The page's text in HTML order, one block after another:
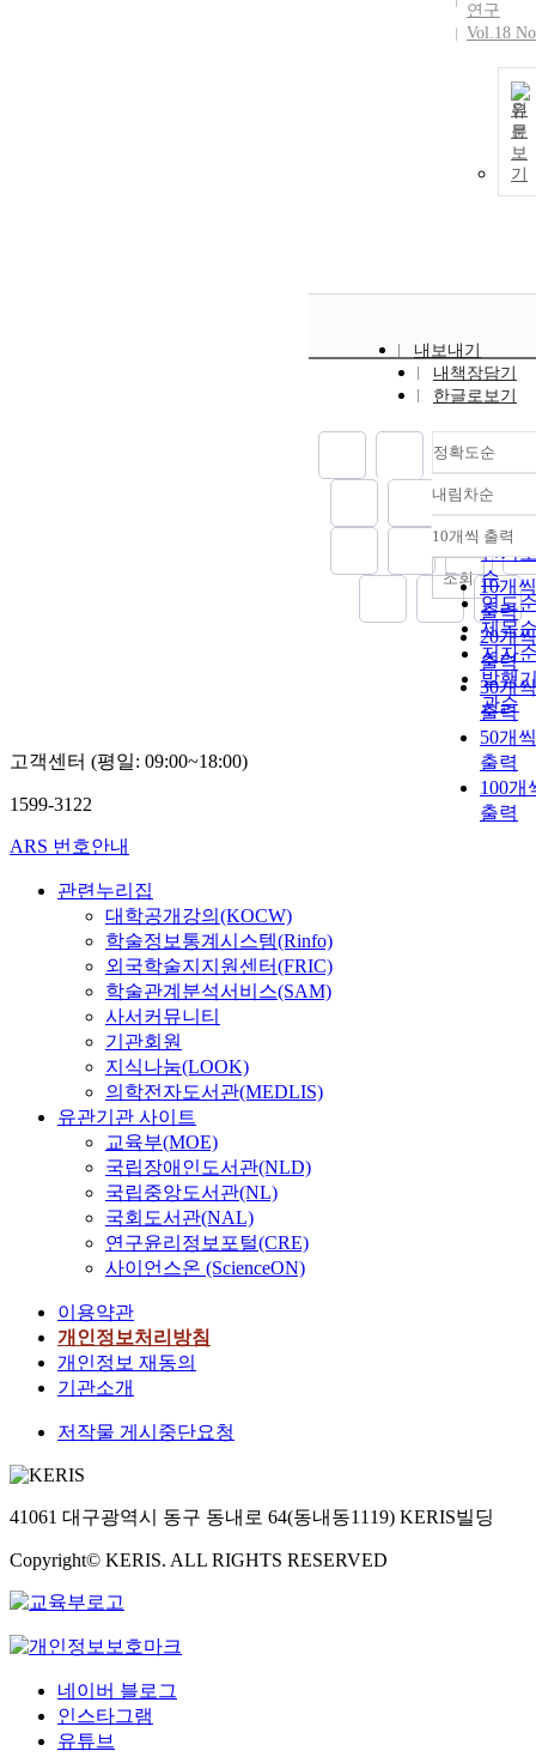
연구
Vol.18
원
문
보
기
내보내기
내책장담기
한글로보기
정확도순
정확
순
인기
순
연도
제목
저자
발행
관순
내림차순
내림
10개씩 출력
10개씩
출력
20개씩
출력
30개씩
출력
50개씩
출력
100개
출력
조회
고객센터 (평일: 09:00~18:00)
1599-3122
ARS 번호안내
관련누리집
대학공개강의(KOCW)
학술정보통계시스템(Rinfo)
외국학술지지원센터(FRIC)
학술관계분석서비스(SAM)
사서커뮤니티
기관회원
지식나눔(LOOK)
의학전자도서관(MEDLIS)
유관기관 사이트
교육부(MOE)
국립장애인도서관(NLD)
국립중앙도서관(NL)
국회도서관(NAL)
연구윤리정보포털(CRE)
사이언스온 (ScienceON)
이용약관
개인정보처리방침
개인정보 재동의
기관소개
저작물 게시중단요청
41061 대구광역시 동구 동내로 64(동내동1119) KERIS빌딩
Copyright© KERIS. ALL RIGHTS RESERVED
네이버 블로그
인스타그램
유튜브